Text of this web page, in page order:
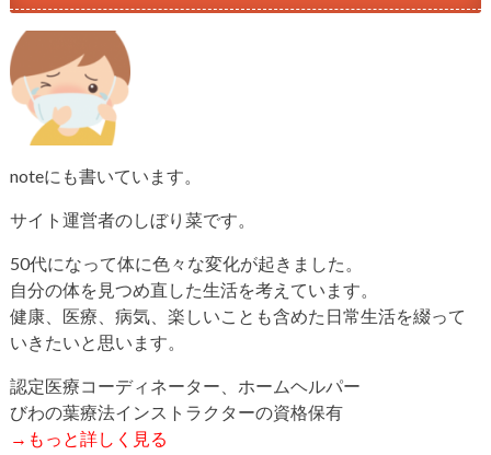
noteにも書いています。
サイト運営者のしぼり菜です。
50代になって体に色々な変化が起きました。
自分の体を見つめ直した生活を考えています。
健康、医療、病気、楽しいことも含めた日常生活を綴って
いきたいと思います。
認定医療コーディネーター、ホームヘルパー
びわの葉療法インストラクターの資格保有
→もっと詳しく見る